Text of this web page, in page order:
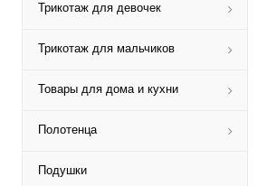
Трикотаж для девочек
Трикотаж для мальчиков
Товары для дома и кухни
Полотенца
Подушки